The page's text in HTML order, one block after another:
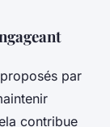
par
contribue